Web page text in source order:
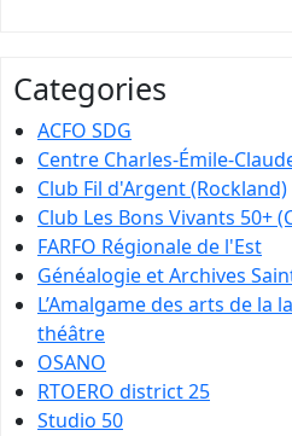
Categories
ACFO SDG
Centre Charles-Émile-
Club Fil d'Argent (Rockland)
Club Les Bons Vivants 50+
FARFO Régionale de l'Est
Généalogie et Archives
L’Amalgame des arts de la
théâtre
OSANO
RTOERO district 25
Studio 50